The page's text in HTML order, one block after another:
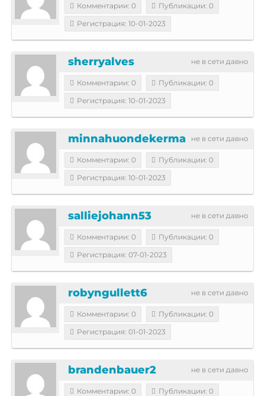
Комментарии: 0
Публикации: 0
Регистрация: 10-01-2023
не в сети давно
sherryalves
Комментарии: 0
Публикации: 0
Регистрация: 10-01-2023
не в сети давно
minnahuondekerma
Комментарии: 0
Публикации: 0
Регистрация: 10-01-2023
не в сети давно
salliejohann53
Комментарии: 0
Публикации: 0
Регистрация: 07-01-2023
не в сети давно
robyngullett6
Комментарии: 0
Публикации: 0
Регистрация: 01-01-2023
не в сети давно
brandenbauer2
Комментарии: 0
Публикации: 0